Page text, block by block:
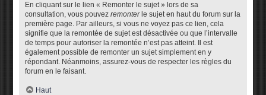
En cliquant sur le lien « Remonter le sujet » lors de sa
consultation, vous pouvezremonterle sujet en haut du forum sur la
première page. Par ailleurs, si vous ne voyez pas ce lien, cela
signifie que la remontée de sujet est désactivée ou que l’intervalle
de temps pour autoriser la remontée n’est pas atteint. Il est
également possible de remonter un sujet simplement en y
répondant. Néanmoins, assurez-vous de respecter les règles du
forum en le faisant.
Haut